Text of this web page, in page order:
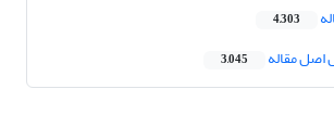
4,303
اصل مقاله 3,045